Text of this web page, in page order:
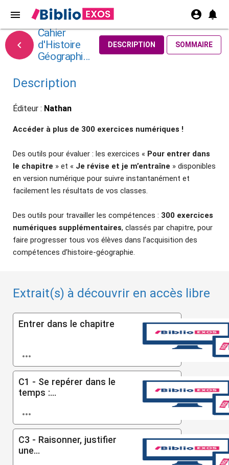
menu account_circle notifications

Cahier
d'Histoire
Géographie
DESCRIPTION SOMMAIRE
Description
Éditeur : Nathan
Accéder à plus de 300 exercices numériques !
Des outils pour évaluer : les exercices « Pour entrer dans
le chapitre » et « Je révise et je m’entraîne » disponibles
en version numérique pour suivre instantanément et
facilement les résultats de vos classes.
Des outils pour travailler les compétences : 300 exercices
numériques supplémentaires, classés par chapitre, pour
faire progresser tous vos élèves dans l’acquisition des
compétences d’histoire-géographie.
Extrait(s) à découvrir en accès libre
Entrer dans le chapitre

C1 - Se repérer dans le
temps :...

C3 - Raisonner, justifier
une...